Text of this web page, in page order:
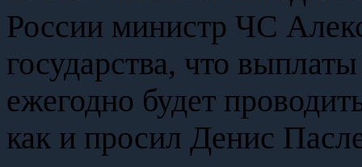
России министр ЧС
государства, что
ежегодно будет
как и просил Денис